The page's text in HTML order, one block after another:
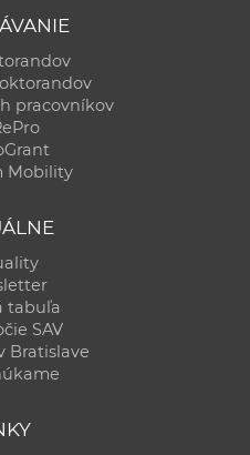
pracovníkov
Mobility
tabuľa
SAV
Bratislave